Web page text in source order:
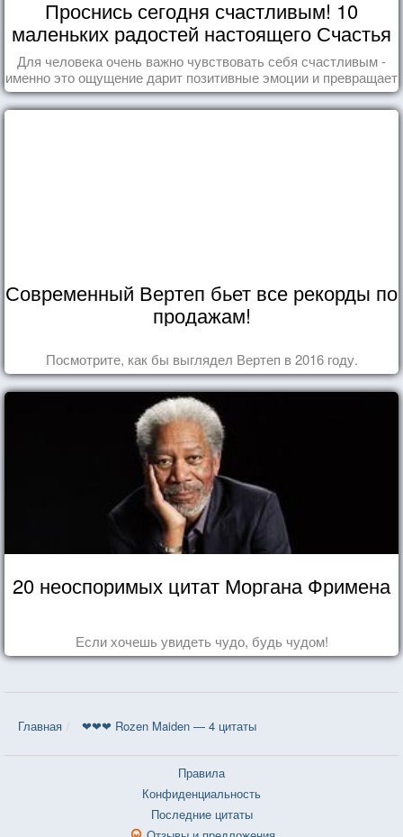
Проснись сегодня счастливым! 10
маленьких радостей настоящего Счастья
Для человека очень важно чувствовать себя счастливым -
именно это ощущение дарит позитивные эмоции и превращает
каждый день в маленький праздник.
Современный Вертеп бьет все рекорды по
продажам!
Посмотрите, как бы выглядел Вертеп в 2016 году.
20 неоспоримых цитат Моргана Фримена
Если хочешь увидеть чудо, будь чудом!
Главная ❤❤❤ Rozen Maiden — 4 цитаты
Правила
Конфиденциальность
Последние цитаты